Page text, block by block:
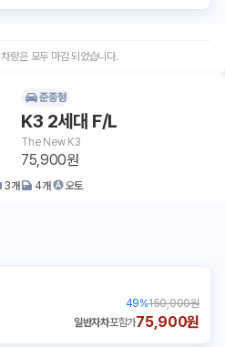
차량은 모두 마감 되었습니다.
준중형
K3 2세대 F/L
The New K3
75,900원
3개 4개 오토
49%150,000원
일반자차포함가75,900원